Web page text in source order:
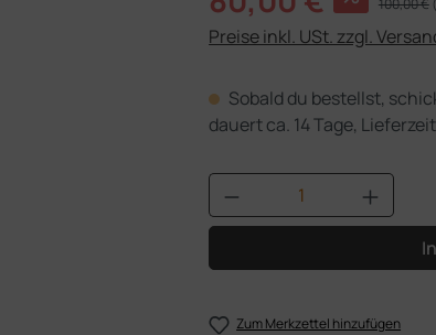
100,00 €
Preise inkl. USt. zzgl.
Sobald du bestellst,
dauert ca. 14 Tage,
Produkt Anzahl:
Zum Merkzettel hinzufügen